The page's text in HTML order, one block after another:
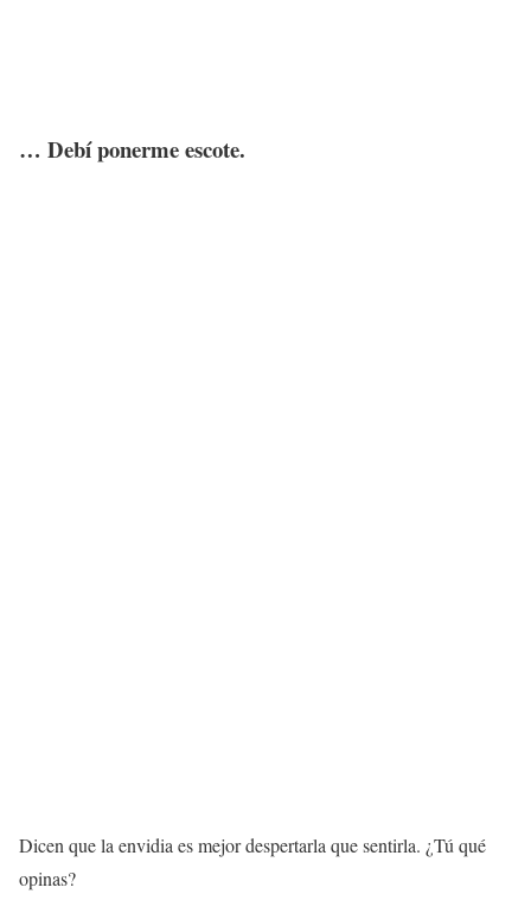
… Debí ponerme escote.
Dicen que la envidia es mejor despertarla que sentirla. ¿Tú qué
opinas?